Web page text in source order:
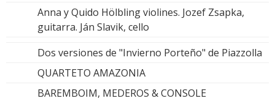
Anna y Quido Hölbling violines. Jozef Zsapka,
guitarra. Ján Slavik, cello
Dos versiones de "Invierno Porteño" de Piazzolla
QUARTETO AMAZONIA
BAREMBOIM, MEDEROS & CONSOLE